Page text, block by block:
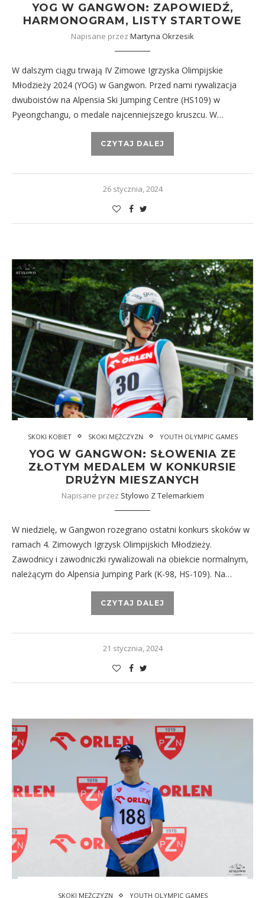
YOG W GANGWON: ZAPOWIEDŹ,
HARMONOGRAM, LISTY STARTOWE
Napisane przez Martyna Okrzesik
W dalszym ciągu trwają IV Zimowe Igrzyska Olimpijskie
Młodzieży 2024 (YOG) w Gangwon. Przed nami rywalizacja
dwuboistów na Alpensia Ski Jumping Centre (HS109) w
Pyeongchangu, o medale najcenniejszego kruszcu. W…
CZYTAJ DALEJ
26 stycznia, 2024
SKOKI KOBIET SKOKI MĘŻCZYZN YOUTH OLYMPIC GAMES
YOG W GANGWON: SŁOWENIA ZE
ZŁOTYM MEDALEM W KONKURSIE
DRUŻYN MIESZANYCH
Napisane przez Stylowo Z Telemarkiem
W niedzielę, w Gangwon rozegrano ostatni konkurs skoków w
ramach 4. Zimowych Igrzysk Olimpijskich Młodzieży.
Zawodnicy i zawodniczki rywalizowali na obiekcie normalnym,
należącym do Alpensia Jumping Park (K-98, HS-109). Na…
CZYTAJ DALEJ
21 stycznia, 2024
SKOKI MĘŻCZYZN YOUTH OLYMPIC GAMES